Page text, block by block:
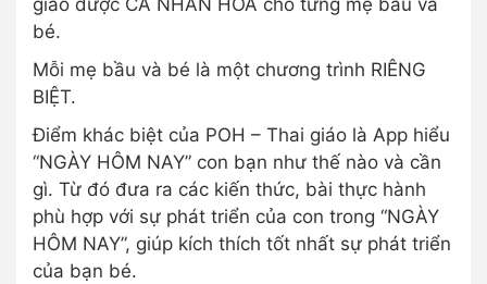
giáo được CÁ NHÂN HÓA cho từng mẹ bầu và
bé.
Mỗi mẹ bầu và bé là một chương trình RIÊNG
BIỆT.
Điểm khác biệt của POH – Thai giáo là App hiểu
“NGÀY HÔM NAY” con bạn như thế nào và cần
gì. Từ đó đưa ra các kiến thức, bài thực hành
phù hợp với sự phát triển của con trong “NGÀY
HÔM NAY”, giúp kích thích tốt nhất sự phát triển
của bạn bé.